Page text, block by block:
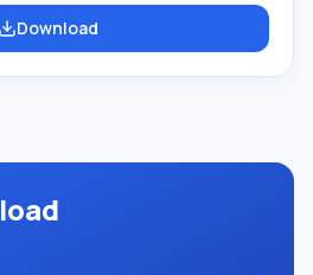
er at studere og
Funktioner
Download